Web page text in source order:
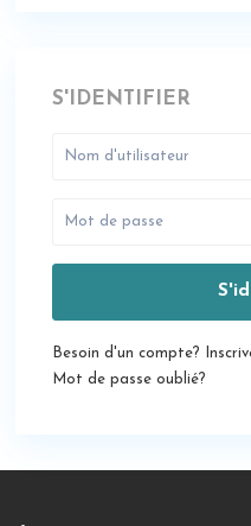
S'IDENTIFIER
Besoin d'un compte?
Mot de passe oublié?